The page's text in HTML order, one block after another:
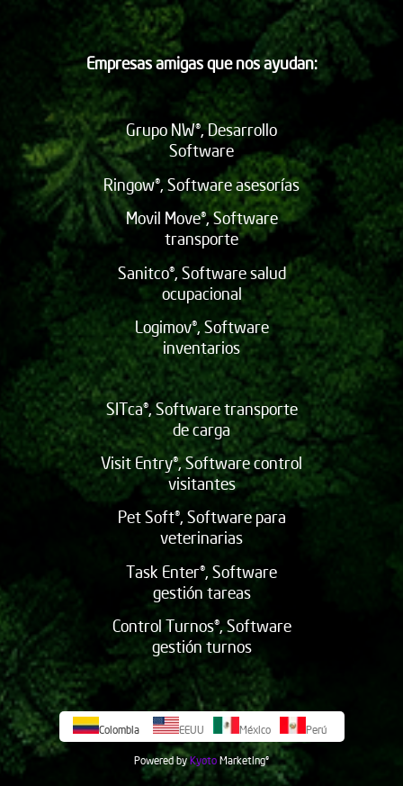
Empresas amigas que nos ayudan:
Grupo NW®, Desarrollo
Software
Ringow®, Software asesorías
Movil Move®, Software
transporte
Sanitco®, Software salud
ocupacional
Logimov®, Software
inventarios
SITca®, Software transporte
de carga
Visit Entry®, Software control
visitantes
Pet Soft®, Software para
veterinarias
Task Enter®, Software
gestión tareas
Control Turnos®, Software
gestión turnos
Colombia EEUU México Perú
Powered by KyotoMarketing©